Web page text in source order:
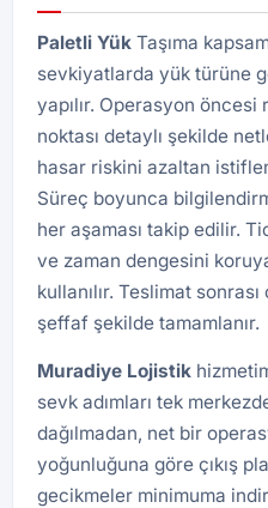
Paletli Yük Taşıma
sevkiyatlarda yük türüne
yapılır. Operasyon öncesi
noktası detaylı şekilde
hasar riskini azaltan
Süreç boyunca
her aşaması takip edilir.
ve zaman dengesini
kullanılır. Teslimat
şeffaf şekilde tamamlanır.
Muradiye Lojistik
sevk adımları tek
dağılmadan, net bir
yoğunluğuna göre çıkış
gecikmeler minimuma